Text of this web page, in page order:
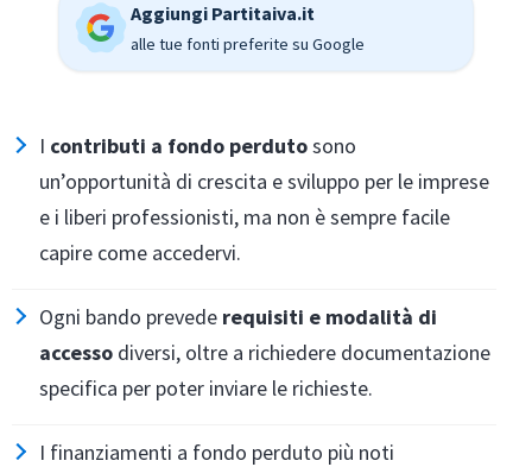
Aggiungi Partitaiva.it
alle tue fonti preferite su Google
I contributi a fondo perdutosono
un’opportunità di crescita e sviluppo per le imprese
e i liberi professionisti, ma non è sempre facile
capire come accedervi.
Ogni bando prevede requisiti e modalità di
accesso diversi, oltre a richiedere documentazione
specifica per poter inviare le richieste.
I finanziamenti a fondo perduto più noti